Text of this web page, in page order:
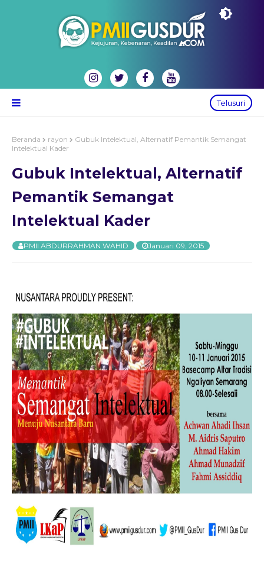
Telusuri
Beranda rayon
Gubuk Intelektual, Alternatif Pemantik Semangat
Intelektual Kader
Gubuk Intelektual, Alternatif
Pemantik Semangat
Intelektual Kader
PMII ABDURRAHMAN WAHID Januari 09, 2015